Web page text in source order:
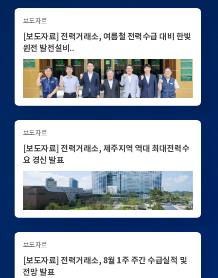
보도자료
[보도자료] 전력거래소, 여름철 전력수급 대비 한빛
원전 발전설비..
보도자료
[보도자료] 전력거래소, 제주지역 역대 최대전력수
요 경신 발표
보도자료
[보도자료] 전력거래소, 8월 1주 주간 수급실적 및
전망 발표